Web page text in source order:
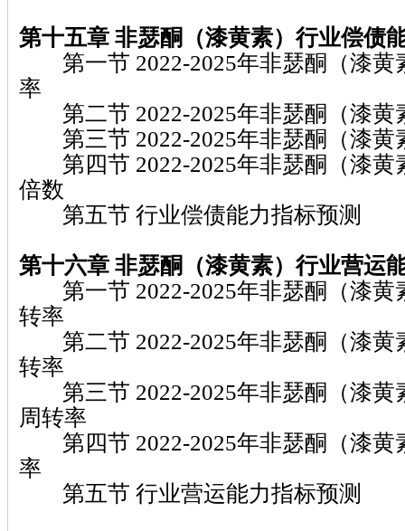
第十五章 非瑟酮（漆黄素）行业偿债
第一节 2022-2025年非瑟酮（漆黄
率
第二节 2022-2025年非瑟酮（漆黄
第三节 2022-2025年非瑟酮（漆黄
第四节 2022-2025年非瑟酮（漆黄
倍数
第五节 行业偿债能力指标预测
第十六章 非瑟酮（漆黄素）行业营运
第一节 2022-2025年非瑟酮（漆黄
转率
第二节 2022-2025年非瑟酮（漆黄
转率
第三节 2022-2025年非瑟酮（漆黄
周转率
第四节 2022-2025年非瑟酮（漆黄
率
第五节 行业营运能力指标预测